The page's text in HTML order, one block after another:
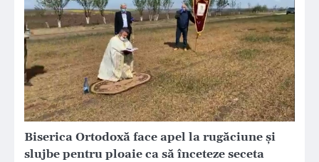
Biserica Ortodoxă face apel la rugăciune și
slujbe pentru ploaie ca să înceteze seceta